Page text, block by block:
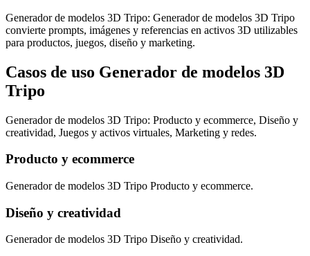
Generador de modelos 3D Tripo: Generador de modelos 3D Tripo
convierte prompts, imágenes y referencias en activos 3D utilizables
para productos, juegos, diseño y marketing.
Casos de uso Generador de modelos 3D
Tripo
Generador de modelos 3D Tripo: Producto y ecommerce, Diseño y
creatividad, Juegos y activos virtuales, Marketing y redes.
Producto y ecommerce
Generador de modelos 3D Tripo Producto y ecommerce.
Diseño y creatividad
Generador de modelos 3D Tripo Diseño y creatividad.